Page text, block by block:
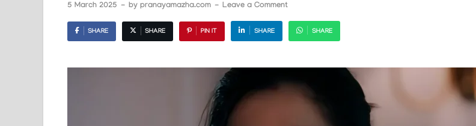
5 March 2025 - by pranayamazha.com - Leave a Comment
SHARE SHARE PIN IT SHARE SHARE